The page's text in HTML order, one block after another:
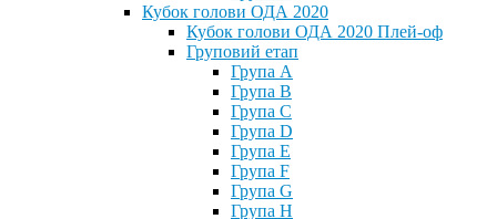
Кубок голови ОДА 2020
Кубок голови ОДА 2020 Плей-оф
Груповий етап
Група A
Група B
Група C
Група D
Група E
Група F
Група G
Група H